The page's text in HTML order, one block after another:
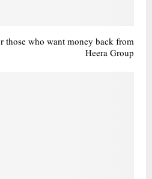
those who want money back from
Heera Group